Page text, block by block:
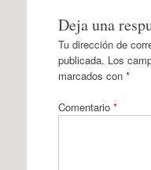
Deja una
Tu dirección de
publicada. Los
marcados con *
Comentario *